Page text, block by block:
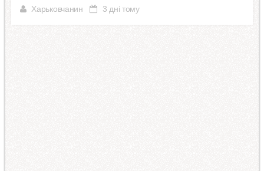
Харьковчанин 3 дні тому